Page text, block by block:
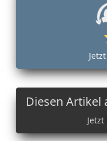
Diesen Artikel